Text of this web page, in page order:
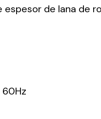
de lana de
60Hz